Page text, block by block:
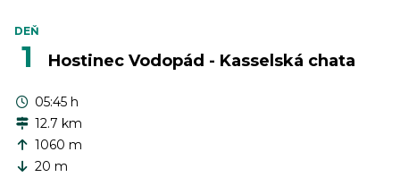
DEŇ
1 Hostinec Vodopád - Kasselská chata
05:45 h
12.7 km
1060 m
20 m